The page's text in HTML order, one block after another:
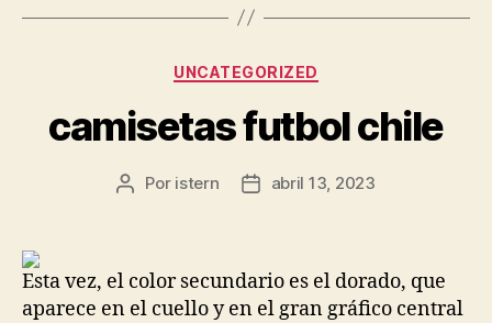
Categorías
UNCATEGORIZED
camisetas futbol chile
Autor
Por istern
Fechaabril 13, 2023
Esta vez, el color secundario es el dorado, que
aparece en el cuello y en el gran gráfico central